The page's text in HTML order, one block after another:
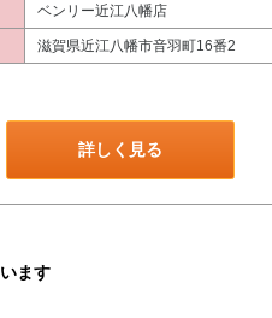
ベンリー近江八幡店
滋賀県近江八幡市音羽町16番2
詳しく見る
ます